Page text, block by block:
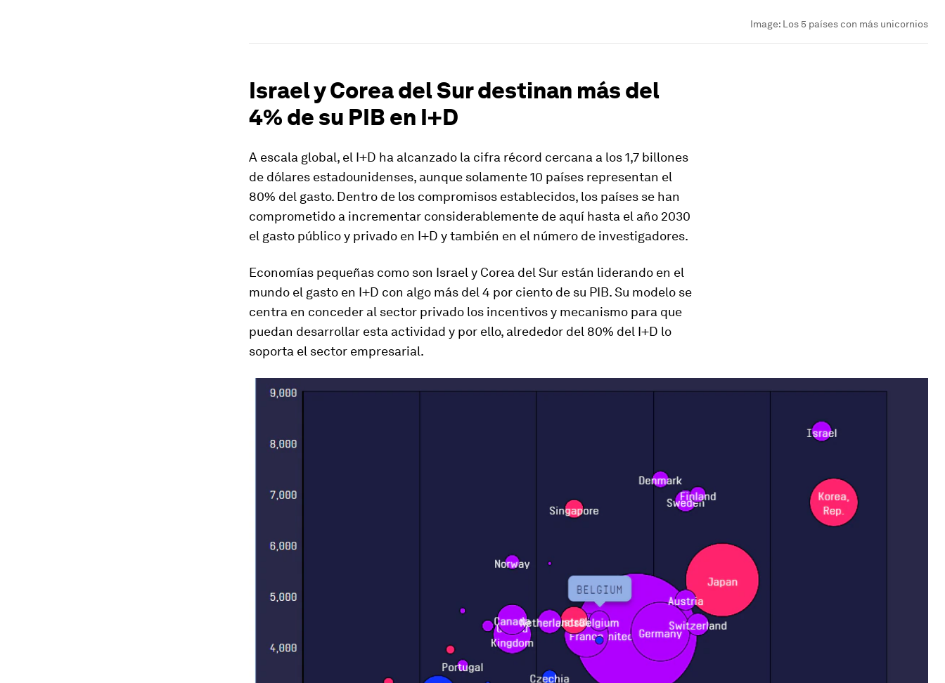
Image: Los 5 países con más unicornios
Israel y Corea del Sur destinan más del
4% de su PIB en I+D
A escala global, el I+D ha alcanzado la cifra récord cercana a los 1,7 billones
de dólares estadounidenses, aunque solamente 10 países representan el
80% del gasto. Dentro de los compromisos establecidos, los países se han
comprometido a incrementar considerablemente de aquí hasta el año 2030
el gasto público y privado en I+D y también en el número de investigadores.
Economías pequeñas como son Israel y Corea del Sur están liderando en el
mundo el gasto en I+D con algo más del 4 por ciento de su PIB. Su modelo se
centra en conceder al sector privado los incentivos y mecanismo para que
puedan desarrollar esta actividad y por ello, alrededor del 80% del I+D lo
soporta el sector empresarial.